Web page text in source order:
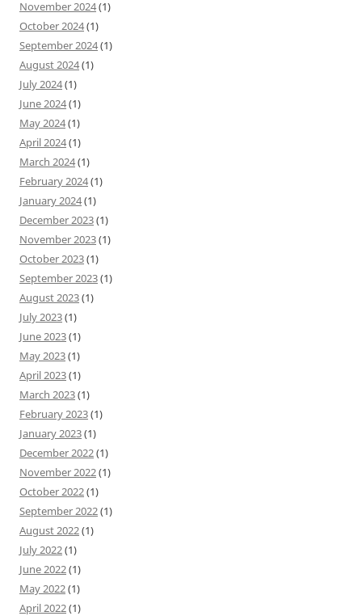
November 2024(1)
October 2024(1)
September 2024(1)
August 2024(1)
July 2024(1)
June 2024(1)
May 2024(1)
April 2024(1)
March 2024(1)
February 2024(1)
January 2024(1)
December 2023(1)
November 2023(1)
October 2023(1)
September 2023(1)
August 2023(1)
July 2023(1)
June 2023(1)
May 2023(1)
April 2023(1)
March 2023(1)
February 2023(1)
January 2023(1)
December 2022(1)
November 2022(1)
October 2022(1)
September 2022(1)
August 2022(1)
July 2022(1)
June 2022(1)
May 2022(1)
April 2022(1)